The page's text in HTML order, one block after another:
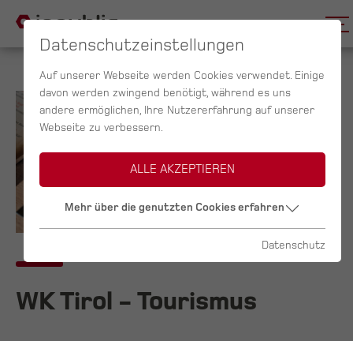
WK Tirol - Tourismus
Datenschutzeinstellungen
Auf unserer Webseite werden Cookies verwendet. Einige
davon werden zwingend benötigt, während es uns
andere ermöglichen, Ihre Nutzererfahrung auf unserer
Webseite zu verbessern.
ALLE AKZEPTIEREN
Mehr über die genutzten Cookies erfahren
Datenschutz